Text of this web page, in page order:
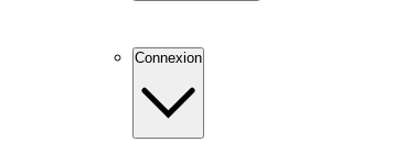
Connexion